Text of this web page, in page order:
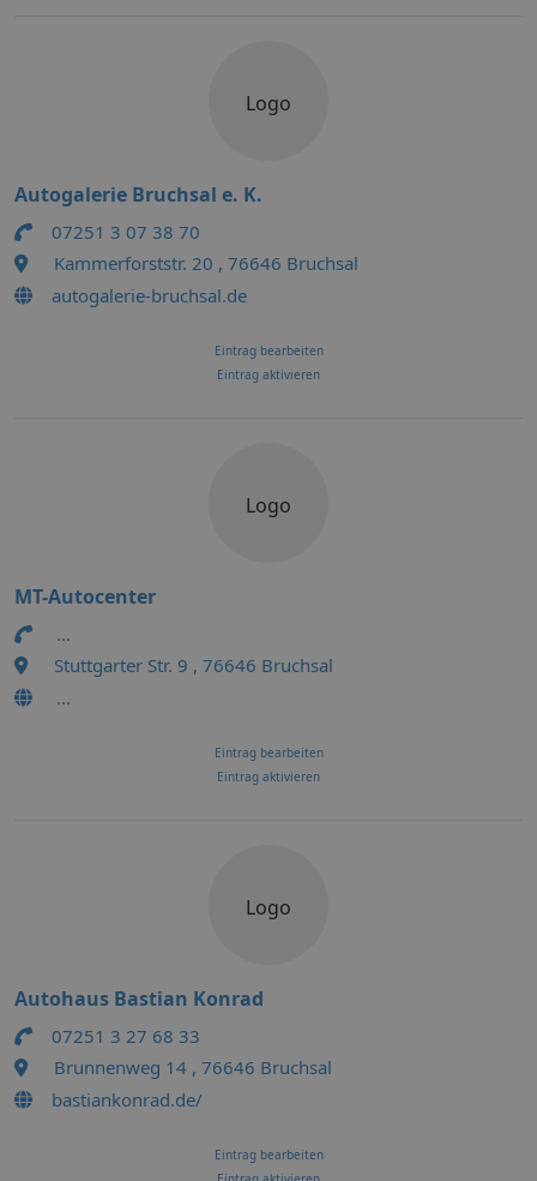
Logo
Autogalerie Bruchsal e. K.
07251 3 07 38 70
Kammerforststr. 20 , 76646 Bruchsal
autogalerie-bruchsal.de
Eintrag bearbeiten
Eintrag aktivieren
Logo
MT-Autocenter
...
Stuttgarter Str. 9 , 76646 Bruchsal
...
Eintrag bearbeiten
Eintrag aktivieren
Logo
Autohaus Bastian Konrad
07251 3 27 68 33
Brunnenweg 14 , 76646 Bruchsal
bastiankonrad.de/
Eintrag bearbeiten